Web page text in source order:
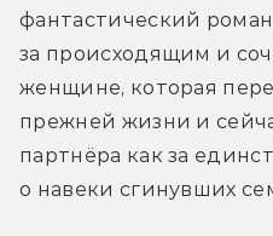
фантастический
за происходящим и
женщине, которая
прежней жизни и
партнёра как за
о навеки сгинувших